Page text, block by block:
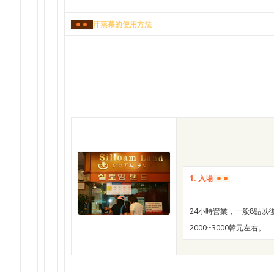
汗蒸幕的使用方法
1. 入場
24小時營業，一般8點以
2000~3000韓元左右。